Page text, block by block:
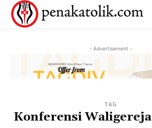
- Advertisement -
TAG
Konferensi